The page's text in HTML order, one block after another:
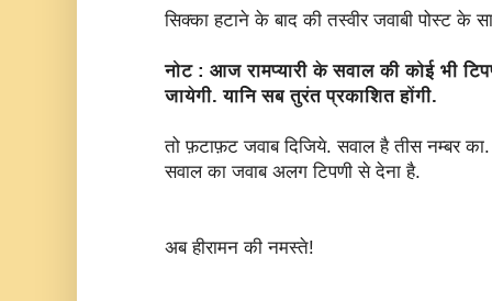
सिक्का हटाने के बाद की तस्वीर जवाबी पोस्ट के
नोट : आज रामप्यारी के सवाल की कोई भी
जायेगी. यानि सब तुरंत प्रकाशित होंगी.
तो फ़टाफ़ट जवाब दिजिये. सवाल है तीस नम्बर
सवाल का जवाब अलग टिपणी से देना है.
अब हीरामन की नमस्ते!